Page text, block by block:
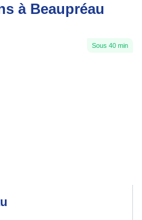
à Beaupréau
Sous 40 min